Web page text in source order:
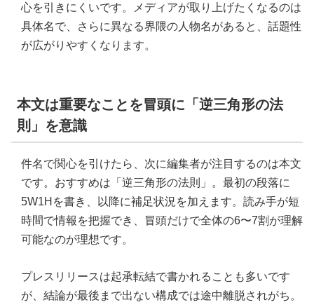
心を引きにくいです。メディアが取り上げたくなるのは
具体名で、さらに異なる界隈の人物名があると、話題性
が広がりやすくなります。
本文は重要なことを冒頭に「逆三角形の法
則」を意識
件名で関心を引けたら、次に編集者が注目するのは本文
です。おすすめは「逆三角形の法則」。最初の段落に
5W1Hを書き、以降に補足状況を加えます。読み手が短
時間で情報を把握でき、冒頭だけで全体の6〜7割が理解
可能なのが理想です。
プレスリリースは起承転結で書かれることも多いです
が、結論が最後まで出ない構成では途中離脱されがち。